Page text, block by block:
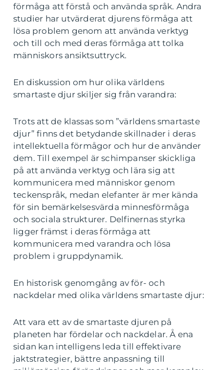
förmåga att förstå och använda språk. Andra
studier har utvärderat djurens förmåga att
lösa problem genom att använda verktyg
och till och med deras förmåga att tolka
människors ansiktsuttryck.
En diskussion om hur olika världens
smartaste djur skiljer sig från varandra:
Trots att de klassas som ”världens smartaste
djur” finns det betydande skillnader i deras
intellektuella förmågor och hur de använder
dem. Till exempel är schimpanser skickliga
på att använda verktyg och lära sig att
kommunicera med människor genom
teckenspråk, medan elefanter är mer kända
för sin bemärkelsesvärda minnesförmåga
och sociala strukturer. Delfinernas styrka
ligger främst i deras förmåga att
kommunicera med varandra och lösa
problem i gruppdynamik.
En historisk genomgång av för- och
nackdelar med olika världens smartaste djur:
Att vara ett av de smartaste djuren på
planeten har fördelar och nackdelar. Å ena
sidan kan intelligens leda till effektivare
jaktstrategier, bättre anpassning till